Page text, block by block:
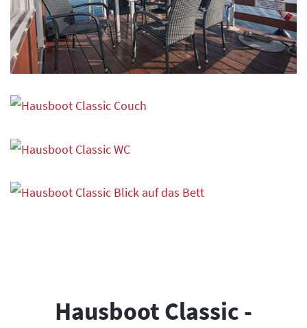
Hausboot Classic -